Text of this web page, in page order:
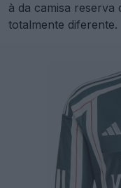
à da camisa reserva
totalmente diferente.